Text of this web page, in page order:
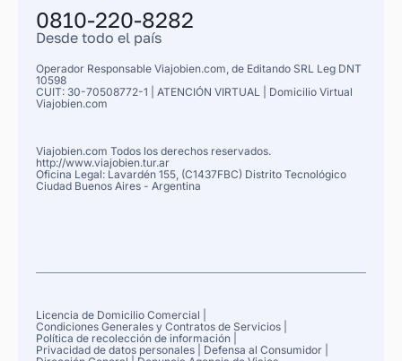
0810-220-8282
Desde todo el país
Operador Responsable Viajobien.com, de Editando SRL Leg DNT
10598
CUIT: 30-70508772-1 |
ATENCIÓN VIRTUAL |
Domicilio Virtual
Viajobien.com
Viajobien.com Todos los derechos reservados.
http://www.viajobien.tur.ar
Oficina Legal: Lavardén 155, (C1437FBC) Distrito Tecnológico
Ciudad Buenos Aires - Argentina
Licencia de Domicilio Comercial
Condiciones Generales y Contratos de Servicios
Política de recolección de información
Privacidad de datos personales
Defensa al Consumidor